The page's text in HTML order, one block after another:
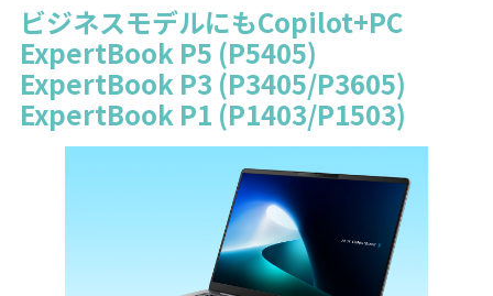
ビジネスモデルにもCopilot+PC
ExpertBook P5 (P5405)
ExpertBook P3 (P3405/P3605)
ExpertBook P1 (P1403/P1503)